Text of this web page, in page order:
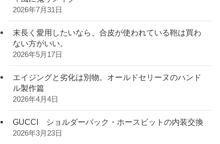
2026年7月31日
末長く愛用したいなら、合皮が使われている鞄は買わ
ない方がいい。
2026年5月17日
エイジングと劣化は別物。オールドセリーヌのハンド
ル製作篇
2026年4月4日
GUCCI ショルダーバック・ホースビットの内装交換
2026年3月23日